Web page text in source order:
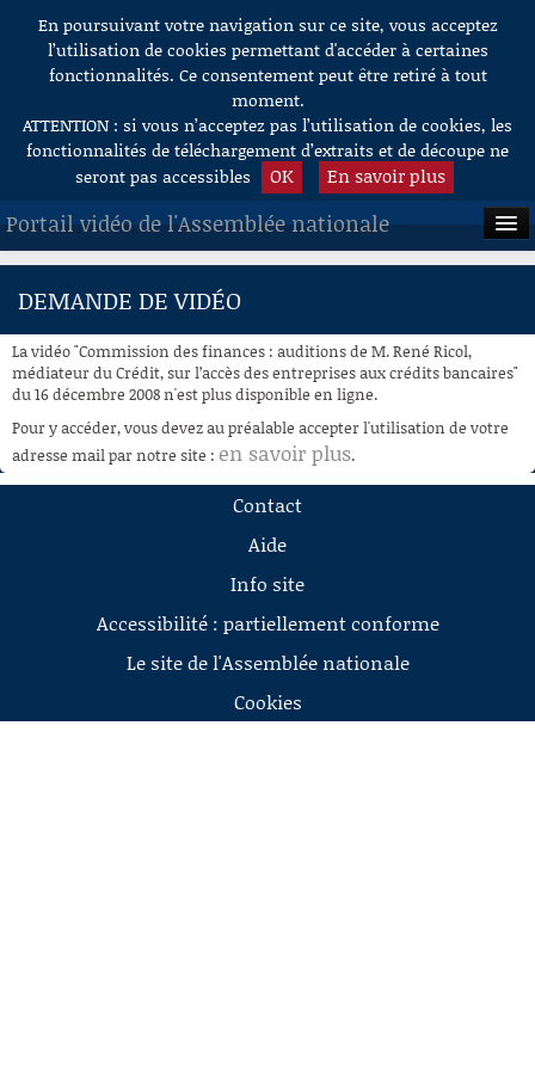
Aller au contenu
En poursuivant votre navigation sur ce site, vous acceptez
l’utilisation de cookies permettant d'accéder à certaines
fonctionnalités. Ce consentement peut être retiré à tout
moment.
ATTENTION : si vous n’acceptez pas l’utilisation de cookies, les
fonctionnalités de téléchargement d’extraits et de découpe ne
seront pas accessibles
OK En savoir plus
Portail vidéo de l'Assemblée nationale
ACCUEIL
À LA DEMANDE
RECHERCHE
AIDE À LA DÉCOUPE
DE VIDÉOS
DEMANDE DE VIDÉO
La vidéo "Commission des finances : auditions de M. René Ricol,
médiateur du Crédit, sur l’accès des entreprises aux crédits bancaires"
du 16 décembre 2008 n'est plus disponible en ligne.
Pour y accéder, vous devez au préalable accepter l'utilisation de votre
adresse mail par notre site : en savoir plus.
Contact
Aide
Info site
Accessibilité : partiellement conforme
Le site de l'Assemblée nationale
Cookies